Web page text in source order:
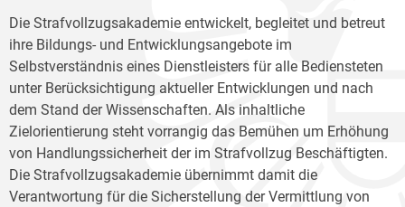
Die Strafvollzugsakademie entwickelt, begleitet und betreut
ihre Bildungs- und Entwicklungsangebote im
Selbstverständnis eines Dienstleisters für alle Bediensteten
unter Berücksichtigung aktueller Entwicklungen und nach
dem Stand der Wissenschaften. Als inhaltliche
Zielorientierung steht vorrangig das Bemühen um Erhöhung
von Handlungssicherheit der im Strafvollzug Beschäftigten.
Die Strafvollzugsakademie übernimmt damit die
Verantwortung für die Sicherstellung der Vermittlung von